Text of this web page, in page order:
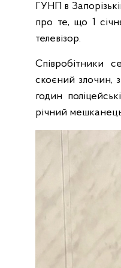
ГУНП в
про те, що 1
телевізор.
Співробітники
скоєний злочин,
годин
річний